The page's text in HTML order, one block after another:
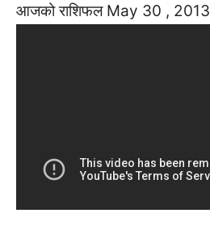
आजको राशिफल May 30 , 2013